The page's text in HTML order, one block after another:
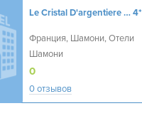
Le Cristal D'argentiere Lagrange Prestige 4*
Франция, Шамони, Отели
Шамони
0
0 отзывов